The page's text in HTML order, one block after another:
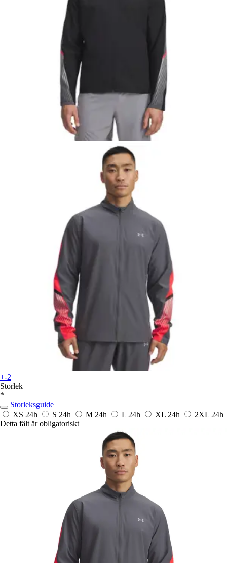
+-2
Storlek
*
Storleksguide
XS 24h S 24h M 24h L 24h XL 24h 2XL 24h
Detta fält är obligatoriskt